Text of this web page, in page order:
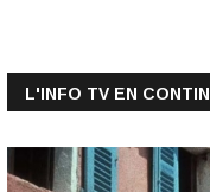
L'INFO TV EN